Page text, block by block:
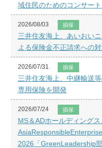
域住民のためのコンサー
2026/08/03 損保
三井住友海上、あいおい
よる保険金不正請求への
2026/07/31 損保
三井住友海上、中継輸送
専用保険を開発
2026/07/24 損保
MS＆ADホールディングス
2026「GreenLeadership